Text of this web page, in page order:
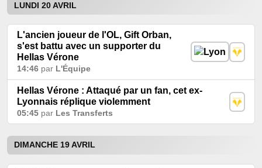
LUNDI 20 AVRIL
L'ancien joueur de l'OL, Gift Orban,
s'est battu avec un supporter du
Hellas Vérone
14:46 par L'Équipe
Hellas Vérone : Attaqué par un fan, cet ex-
Lyonnais réplique violemment
05:45 par Les Transferts
DIMANCHE 19 AVRIL